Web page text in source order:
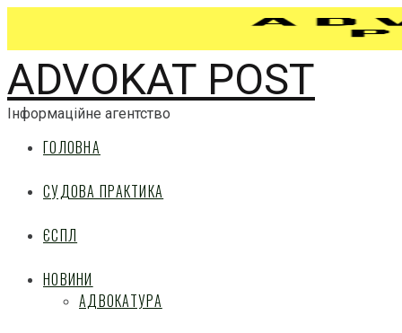
ADVOKAT POST
Інформаційне агентство
ГОЛОВНА
СУДОВА ПРАКТИКА
ЄСПЛ
НОВИНИ
АДВОКАТУРА